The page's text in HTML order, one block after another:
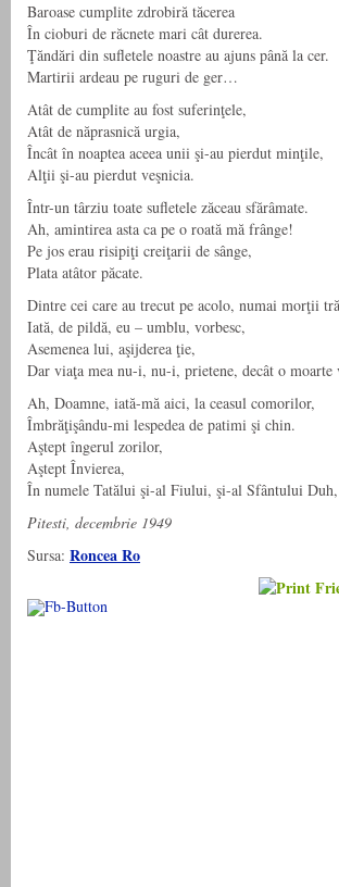
Baroase cumplite zdrobiră tăcerea
În cioburi de răcnete mari cât durerea.
Ţăndări din sufletele noastre au ajuns până la cer.
Martirii ardeau pe ruguri de ger…
Atât de cumplite au fost suferinţele,
Atât de năprasnică urgia,
Încât în noaptea aceea unii şi-au pierdut minţile,
Alţii şi-au pierdut veşnicia.
Într-un târziu toate sufletele zăceau sfărâmate.
Ah, amintirea asta ca pe o roată mă frânge!
Pe jos erau risipiţi creiţarii de sânge,
Plata atâtor păcate.
Dintre cei care au trecut pe acolo, numai morţii
Iată, de pildă, eu – umblu, vorbesc,
Asemenea lui, aşijderea ţie,
Dar viaţa mea nu-i, nu-i, prietene, decât o moarte
Ah, Doamne, iată-mă aici, la ceasul comorilor,
Îmbrăţişându-mi lespedea de patimi şi chin.
Aştept îngerul zorilor,
Aştept Învierea,
În numele Tatălui şi-al Fiului, şi-al Sfântului
Pitesti, decembrie 1949
Sursa: Roncea Ro